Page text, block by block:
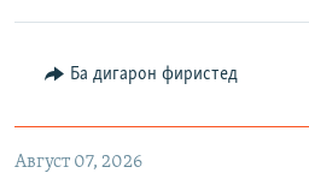
Ба дигарон фиристед
Август 07, 2026